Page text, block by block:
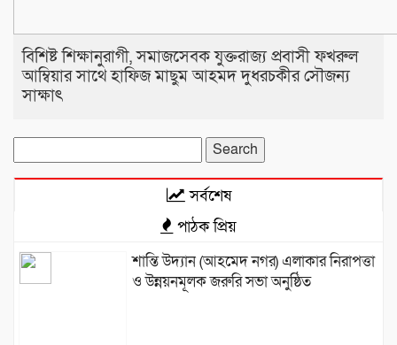
বিশিষ্ট শিক্ষানুরাগী, সমাজসেবক যুক্তরাজ্য প্রবাসী ফখরুল
আম্বিয়ার সাথে হাফিজ মাছুম আহমদ দুধরচকীর সৌজন্য
সাক্ষাৎ
for:
সর্বশেষ
পাঠক প্রিয়
শান্তি উদ্যান (আহমেদ নগর) এলাকার নিরাপত্তা
ও উন্নয়নমূলক জরুরি সভা অনুষ্ঠিত